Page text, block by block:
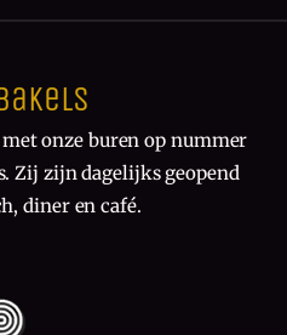
onze buren op nummer
Zij zijn dagelijks geopend
diner en café.